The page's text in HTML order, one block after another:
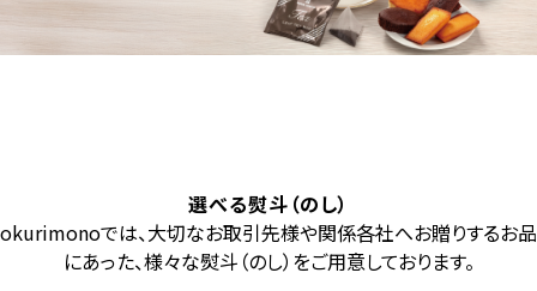
選べる熨斗（のし）
okurimonoでは、大切なお取引先様や関係各社へお贈りするお品
にあった、様々な熨斗（のし）をご用意しております。